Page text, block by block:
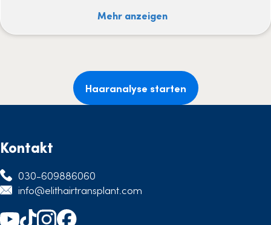
Mehr anzeigen
Haaranalyse starten
Kontakt
030-609886060
info@elithairtransplant.com